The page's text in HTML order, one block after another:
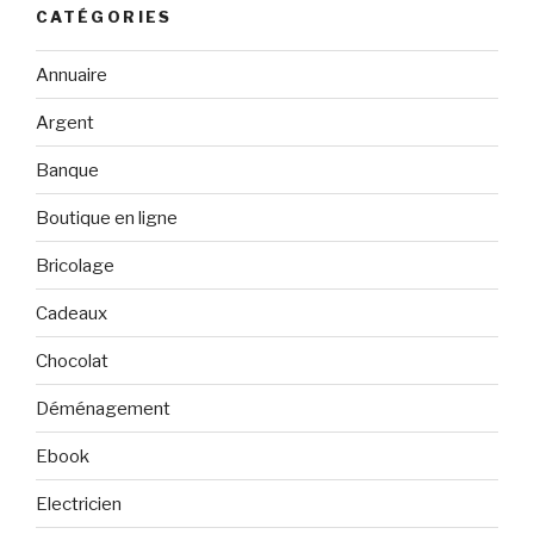
CATÉGORIES
Annuaire
Argent
Banque
Boutique en ligne
Bricolage
Cadeaux
Chocolat
Déménagement
Ebook
Electricien